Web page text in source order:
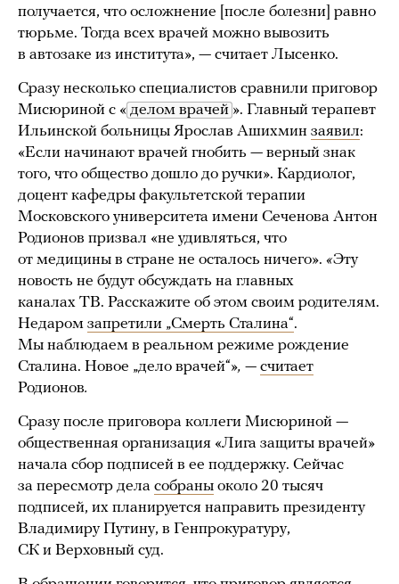
получается, что осложнение [после болезни] равно
тюрьме. Тогда всех врачей можно вывозить
в автозаке из института», — считает Лысенко.
Сразу несколько специалистов сравнили приговор
Мисюриной с « делом врачей ». Главный терапевт
Ильинской больницы Ярослав Ашихмин заявил:
«Если начинают врачей гнобить — верный знак
того, что общество дошло до ручки». Кардиолог,
доцент кафедры факультетской терапии
Московского университета имени Сеченова Антон
Родионов призвал «не удивляться, что
от медицины в стране не осталось ничего». «Эту
новость не будут обсуждать на главных
каналах ТВ. Расскажите об этом своим родителям.
Недаром запретили „Смерть Сталина“.
Мы наблюдаем в реальном режиме рождение
Сталина. Новое „дело врачей“», — считает
Родионов.
Сразу после приговора коллеги Мисюриной —
общественная организация «Лига защиты врачей»
начала сбор подписей в ее поддержку. Сейчас
за пересмотр дела собраны около 20 тысяч
подписей, их планируется направить президенту
Владимиру Путину, в Генпрокуратуру,
СК и Верховный суд.